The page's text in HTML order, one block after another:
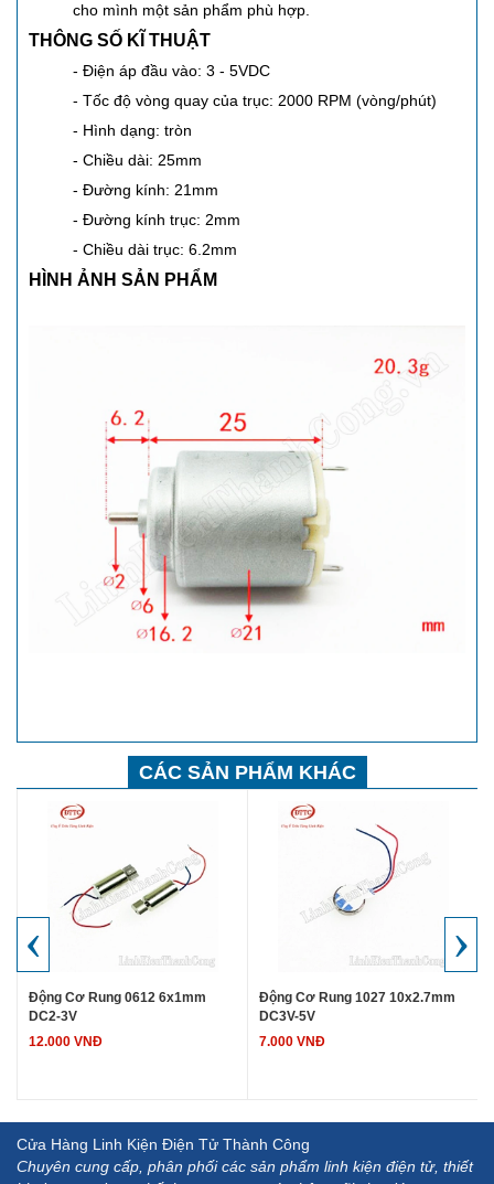
cho mình một sản phẩm phù hợp.
THÔNG SỐ KĨ THUẬT
- Điện áp đầu vào: 3 - 5VDC
- Tốc độ vòng quay của trục: 2000 RPM (vòng/phút)
- Hình dạng: tròn
- Chiều dài: 25mm
- Đường kính: 21mm
- Đường kính trục: 2mm
- Chiều dài trục: 6.2mm
HÌNH ẢNH SẢN PHẨM
CÁC SẢN PHẨM KHÁC
Động Cơ Rung 0612 6x1mm
DC2-3V
12.000 VNĐ
Động Cơ Rung 1027 10x2.7mm
DC3V-5V
7.000 VNĐ
‹ ›
Cửa Hàng Linh Kiện Điện Tử Thành Công
Chuyên cung cấp, phân phối các sản phẩm linh kiện điện tử, thiết